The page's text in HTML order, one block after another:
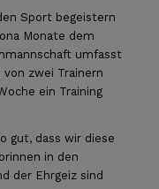
Sport begeistern
Monate dem
umfasst
zwei Trainern
ein Training
gut, dass wir diese
in den
der Ehrgeiz sind